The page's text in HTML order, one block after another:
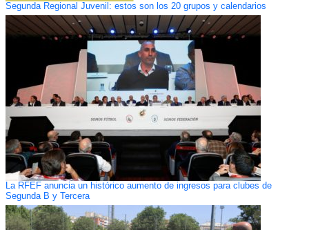
Segunda Regional Juvenil: estos son los 20 grupos y calendarios
La RFEF anuncia un histórico aumento de ingresos para clubes de
Segunda B y Tercera